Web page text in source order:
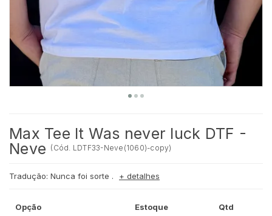
Max Tee It Was never luck DTF -
Neve ( Cód. LDTF33-Neve(1060)-copy)
Tradução: Nunca foi sorte . + detalhes
Opção Estoque Qtd